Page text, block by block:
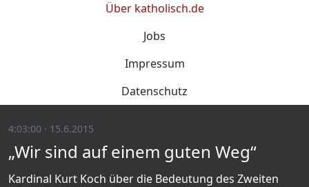
Über katholisch.de
Jobs
Impressum
Datenschutz
4:03:00 · 15.6.2015
„Wir sind auf einem guten Weg“
Kardinal Kurt Koch über die Bedeutung des Zweiten